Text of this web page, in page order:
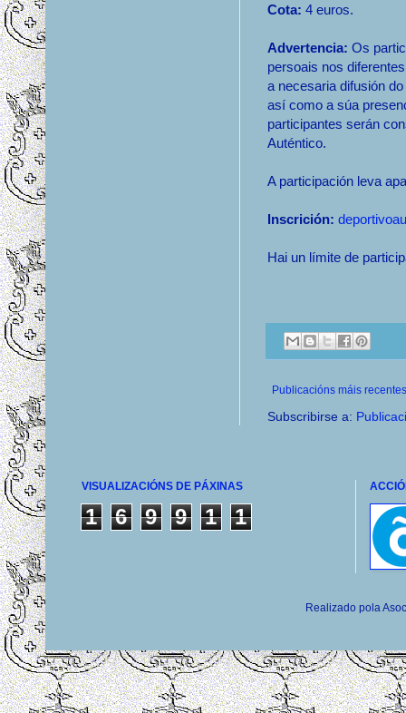
Cota: 4 euros.
Advertencia: Os
persoais nos
a necesaria difusión
así como a súa
participantes serán
Auténtico.
A participación leva
Inscrición:
Hai un límite de
Publicacións máis recentes
Subscribirse a:
VISUALIZACIÓNS DE PÁXINAS
1 6 9 9 1 1
Realizado pola